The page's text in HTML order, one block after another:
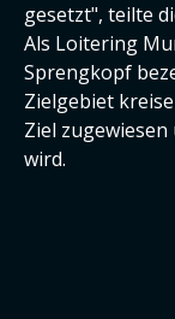
gesetzt", teilte
Als Loitering
Sprengkopf
Zielgebiet
Ziel
wird.